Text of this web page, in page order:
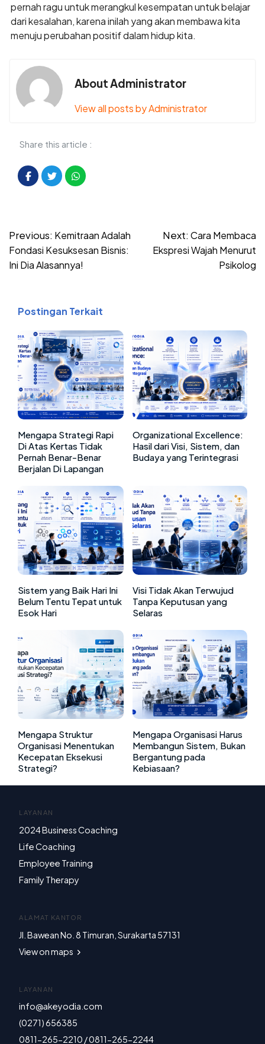
pernah ragu untuk merangkul kesempatan untuk belajar
dari kesalahan, karena inilah yang akan membawa kita
menuju perubahan positif dalam hidup kita.
About Administrator
View all posts by Administrator
Share this article :
navigation
Previous: Kemitraan Adalah
Fondasi Kesuksesan Bisnis:
Ini Dia Alasannya!
Next:Cara Membaca
Ekspresi Wajah Menurut
Psikolog
Postingan Terkait
Mengapa Strategi Rapi
Di Atas Kertas Tidak
Pernah Benar-Benar
Berjalan Di Lapangan
Organizational Excellence:
Hasil dari Visi, Sistem, dan
Budaya yang Terintegrasi
Sistem yang Baik Hari Ini
Belum Tentu Tepat untuk
Esok Hari
Visi Tidak Akan Terwujud
Tanpa Keputusan yang
Selaras
Mengapa Struktur
Organisasi Menentukan
Kecepatan Eksekusi
Strategi?
Mengapa Organisasi Harus
Membangun Sistem, Bukan
Bergantung pada
Kebiasaan?
LAYANAN
2024 Business Coaching
Life Coaching
Employee Training
Family Therapy
ALAMAT KANTOR
Jl. Bawean No. 8 Timuran, Surakarta 57131
View on maps
LAYANAN
info@akeyodia.com
(0271) 656385
0811-265-2210 / 0811-265-2244